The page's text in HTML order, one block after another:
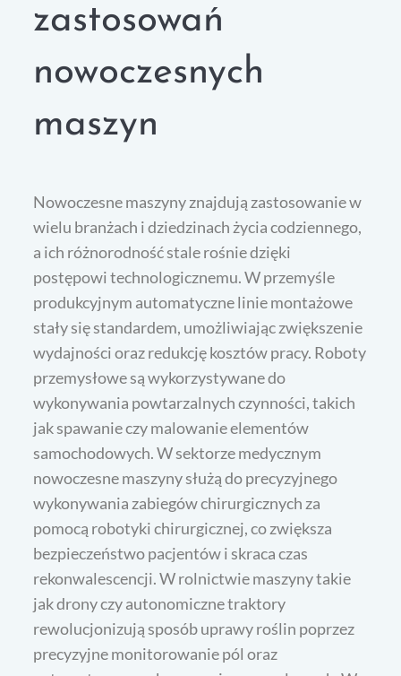
zastosowań
nowoczesnych
maszyn
Nowoczesne maszyny znajdują zastosowanie w
wielu branżach i dziedzinach życia codziennego,
a ich różnorodność stale rośnie dzięki
postępowi technologicznemu. W przemyśle
produkcyjnym automatyczne linie montażowe
stały się standardem, umożliwiając zwiększenie
wydajności oraz redukcję kosztów pracy. Roboty
przemysłowe są wykorzystywane do
wykonywania powtarzalnych czynności, takich
jak spawanie czy malowanie elementów
samochodowych. W sektorze medycznym
nowoczesne maszyny służą do precyzyjnego
wykonywania zabiegów chirurgicznych za
pomocą robotyki chirurgicznej, co zwiększa
bezpieczeństwo pacjentów i skraca czas
rekonwalescencji. W rolnictwie maszyny takie
jak drony czy autonomiczne traktory
rewolucjonizują sposób uprawy roślin poprzez
precyzyjne monitorowanie pól oraz